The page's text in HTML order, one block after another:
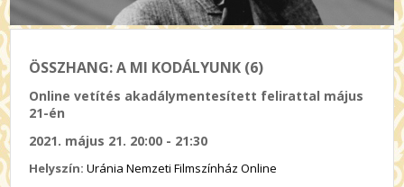
ÖSSZHANG: A MI KODÁLYUNK (6)
Online vetítés akadálymentesített felirattal május
21-én
2021. május 21. 20:00 - 21:30
Helyszín:Uránia Nemzeti Filmszínház Online